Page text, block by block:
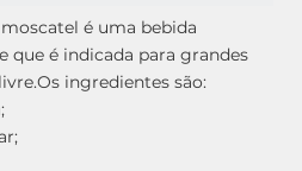
é uma bebida
que é indicada para grandes
Os ingredientes são: